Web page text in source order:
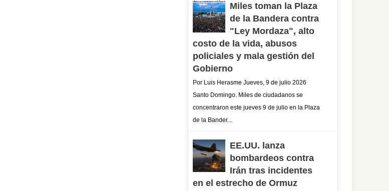
Miles toman la Plaza
de la Bandera contra
"Ley Mordaza", alto
costo de la vida, abusos
policiales y mala gestión del
Gobierno
Por Luis Herasme Jueves, 9 de julio 2026
Santo Domingo. Miles de ciudadanos se
concentraron este jueves 9 de julio en la Plaza
de la Bander...
EE.UU. lanza
bombardeos contra
Irán tras incidentes
en el estrecho de Ormuz